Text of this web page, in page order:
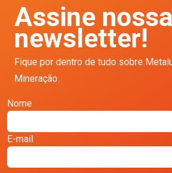
Assine nossa
newsletter!
Fique por dentro de tudo sobre
Mineração.
Nome
E-mail